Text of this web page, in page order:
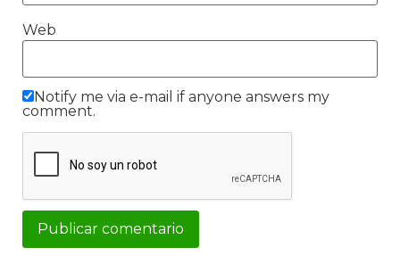
Web
Notify me via e-mail if anyone answers my
comment.